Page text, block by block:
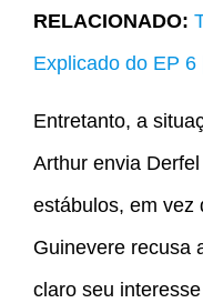
RELACIONADO:
Explicado do EP
Entretanto, a
Arthur envia
estábulos, em vez
Guinevere recusa
claro seu